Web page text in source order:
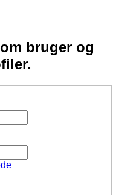
bruger og